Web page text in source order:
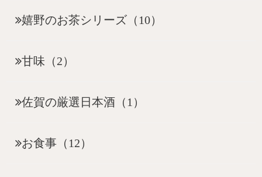
嬉野のお茶シリーズ（10）
甘味（2）
佐賀の厳選日本酒（1）
お食事（12）